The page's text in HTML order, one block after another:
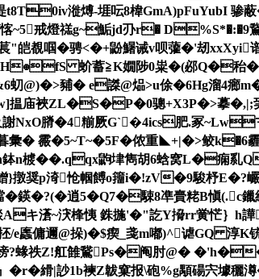
t8T0iv漇煿-堐呍8椲GmA)pFuYubI 骖
~5戒燈禚 g~鮜jd刅r� D%S*�:�9
萇"皑覩啯�骋<�+鼢鱪诫v呗虇�'刼
蚧蓄≧K嫺陟0粜�(邲Q�秮
虭@)�>豧� e謋@煰>u俆�6Hg溜4癤
揾庙裌ZL�S�P�0骢+X3P�>摹�,|;
NxO膌�4糋厥G`�4ics肥.冢~Lw〧
彙� 霺�5~T~�5F�侬重◣+|�>鲛k�6霾
榩��.qqx鼩垏雋胡6蛿窝L�痫
撴奨p渏怆帼餺o籒i�!zV�9駿杼E�?巗
鍈�?(�逍5�Q7�駷8凖賷粩B愼(.c鑞
濸~涋桻恞 銖揓'�"訖Y搚rr黉恾｝h譁
/e蠯傭邇@挆)�$瘈_戔m嘟)^谑GQ 淳
+谤?蝝祑Z!舡雔鵞Ps�阄肘@�
縎|訬1b襫Z韍窠报\砲%g顒碭宍壉